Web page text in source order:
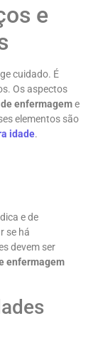
e
cuidado. É
Os aspectos
enfermageme
elementos são
idade.
e de
se há
devem ser
enfermagem